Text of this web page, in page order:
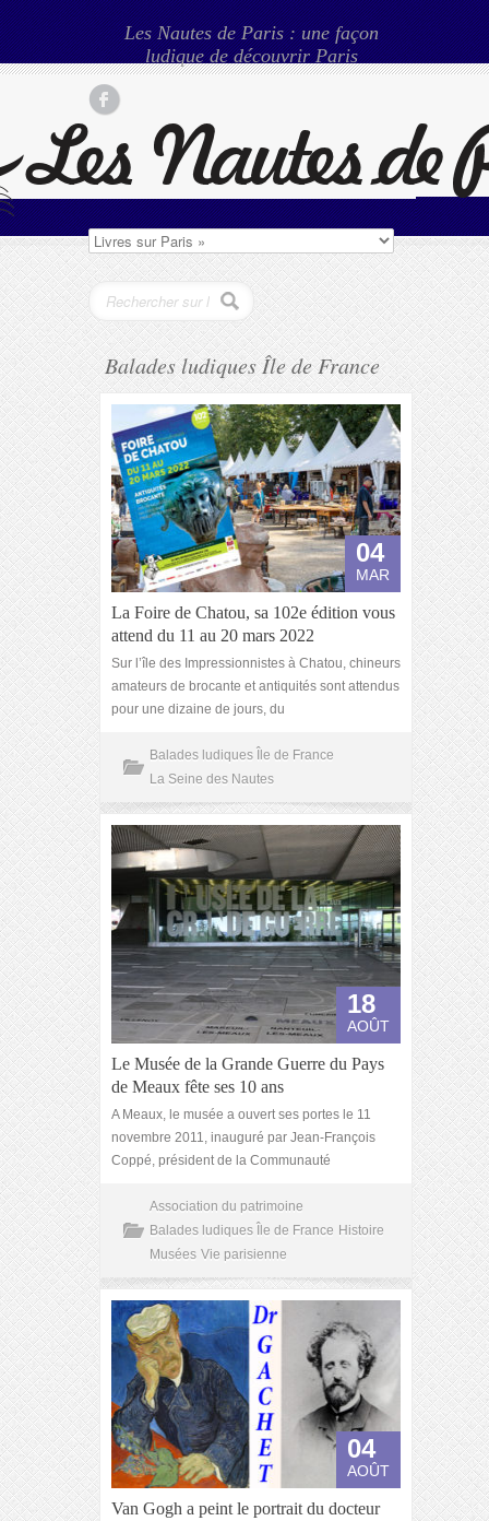
Les Nautes de Paris : une façon
ludique de découvrir Paris
Balades ludiques Île de France
04
MAR
La Foire de Chatou, sa 102e édition vous
attend du 11 au 20 mars 2022
Sur l’île des Impressionnistes à Chatou, chineurs
amateurs de brocante et antiquités sont attendus
pour une dizaine de jours, du
Balades ludiques Île de France
La Seine des Nautes
18
AOÛT
Le Musée de la Grande Guerre du Pays
de Meaux fête ses 10 ans
A Meaux, le musée a ouvert ses portes le 11
novembre 2011, inauguré par Jean-François
Coppé, président de la Communauté
Association du patrimoine
Balades ludiques Île de France Histoire
Musées Vie parisienne
04
AOÛT
Van Gogh a peint le portrait du docteur